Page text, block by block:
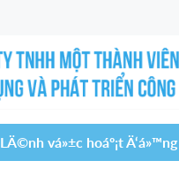
LÄ©nh vá»±c hoáº¡t Ä‘á»™ng